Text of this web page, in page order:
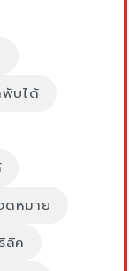
บได้
ดหมาย
ลิค